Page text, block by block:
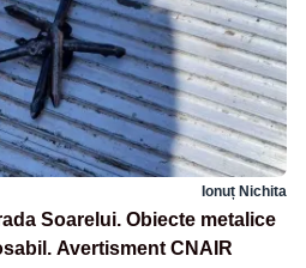
Ionuț Nichita
Soarelui. Obiecte metalice
Avertisment CNAIR